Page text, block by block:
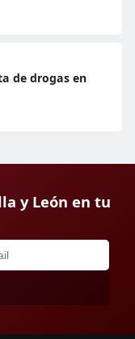
de drogas en
y León en tu